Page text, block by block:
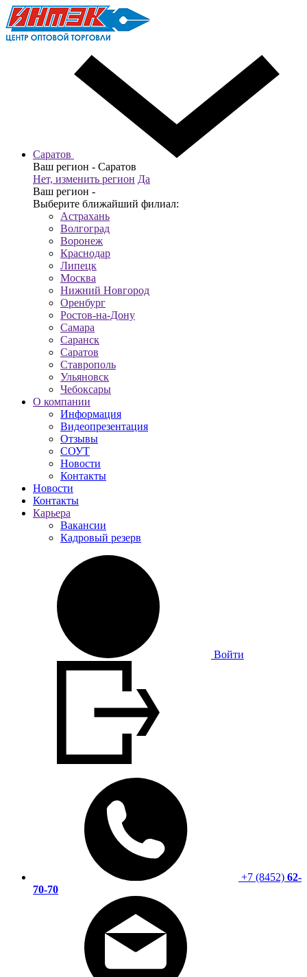
Саратов
Ваш регион - Саратов
Нет, изменить регион Да
Ваш регион -
Выберите ближайший филиал:
Астрахань
Волгоград
Воронеж
Краснодар
Липецк
Москва
Нижний Новгород
Оренбург
Ростов-на-Дону
Самара
Саранск
Саратов
Ставрополь
Ульяновск
Чебоксары
О компании
Информация
Видеопрезентация
Отзывы
СОУТ
Новости
Контакты
Новости
Контакты
Карьера
Вакансии
Кадровый резерв
Войти
+7 (8452) 62-
70-70